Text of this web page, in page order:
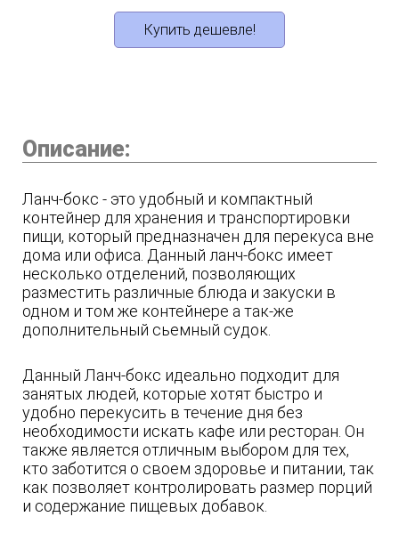
Купить дешевле!
Описание:
Ланч-бокс - это удобный и компактный
контейнер для хранения и транспортировки
пищи, который предназначен для перекуса вне
дома или офиса. Данный ланч-бокс имеет
несколько отделений, позволяющих
разместить различные блюда и закуски в
одном и том же контейнере а так-же
дополнительный сьемный судок.
Данный Ланч-бокс идеально подходит для
занятых людей, которые хотят быстро и
удобно перекусить в течение дня без
необходимости искать кафе или ресторан. Он
также является отличным выбором для тех,
кто заботится о своем здоровье и питании, так
как позволяет контролировать размер порций
и содержание пищевых добавок.